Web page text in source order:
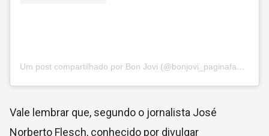
Um post compartilhado por Bon Jovi (@bonjovi_paginafanbrasil)
Vale lembrar que, segundo o jornalista José
Norberto Flesch, conhecido por divulgar